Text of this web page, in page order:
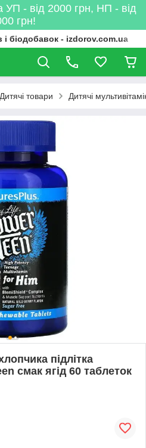
УП - від 2000 грн, НП - від
грн!
і біодобавок - izdorov.com.ua
Дитячі товари Дитячі
підлітка
смак ягід 60 таблеток